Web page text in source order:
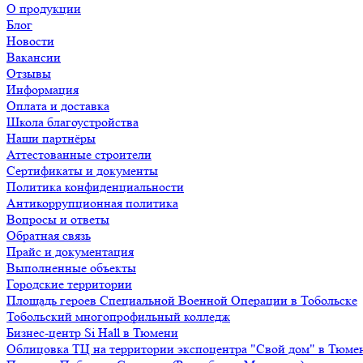
О продукции
Блог
Новости
Вакансии
Отзывы
Информация
Оплата и доставка
Школа благоустройства
Наши партнёры
Аттестованные строители
Сертификаты и документы
Политика конфиденциальности
Антикоррупционная политика
Вопросы и ответы
Обратная связь
Прайс и документация
Выполненные объекты
Городские территории
Площадь героев Специальной Военной Операции в Тобольске
Тобольский многопрофильный колледж
Бизнес-центр Si Hall в Тюмени
Облицовка ТЦ на территории экспоцентра "Свой дом" в